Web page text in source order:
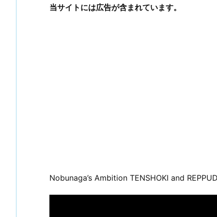
当サイトには広告が含まれています。
Nobunaga’s Ambition TENSHOKI and